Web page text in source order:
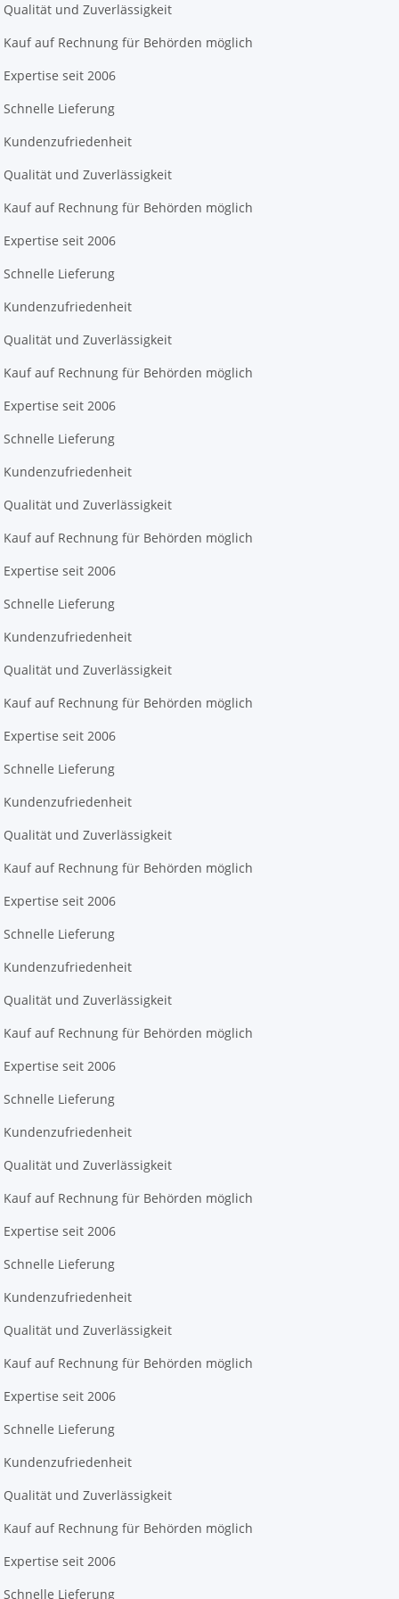
Qualität und Zuverlässigkeit
Kauf auf Rechnung für Behörden möglich
Expertise seit 2006
Schnelle Lieferung
Kundenzufriedenheit
Qualität und Zuverlässigkeit
Kauf auf Rechnung für Behörden möglich
Expertise seit 2006
Schnelle Lieferung
Kundenzufriedenheit
Qualität und Zuverlässigkeit
Kauf auf Rechnung für Behörden möglich
Expertise seit 2006
Schnelle Lieferung
Kundenzufriedenheit
Qualität und Zuverlässigkeit
Kauf auf Rechnung für Behörden möglich
Expertise seit 2006
Schnelle Lieferung
Kundenzufriedenheit
Qualität und Zuverlässigkeit
Kauf auf Rechnung für Behörden möglich
Expertise seit 2006
Schnelle Lieferung
Kundenzufriedenheit
Qualität und Zuverlässigkeit
Kauf auf Rechnung für Behörden möglich
Expertise seit 2006
Schnelle Lieferung
Kundenzufriedenheit
Qualität und Zuverlässigkeit
Kauf auf Rechnung für Behörden möglich
Expertise seit 2006
Schnelle Lieferung
Kundenzufriedenheit
Qualität und Zuverlässigkeit
Kauf auf Rechnung für Behörden möglich
Expertise seit 2006
Schnelle Lieferung
Kundenzufriedenheit
Qualität und Zuverlässigkeit
Kauf auf Rechnung für Behörden möglich
Expertise seit 2006
Schnelle Lieferung
Kundenzufriedenheit
Qualität und Zuverlässigkeit
Kauf auf Rechnung für Behörden möglich
Expertise seit 2006
Schnelle Lieferung